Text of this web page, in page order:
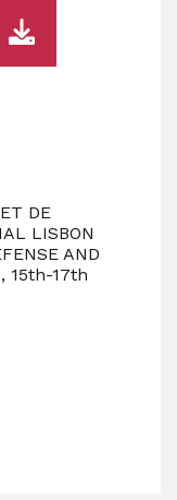
DE
LISBON
AND
15th-17th